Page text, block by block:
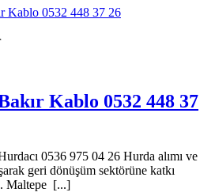
Kablo 0532 448 37 26
Kablo 0532 448 37
0536 975 04 26 Hurda alımı ve
geri dönüşüm sektörüne katkı
Maltepe [...]